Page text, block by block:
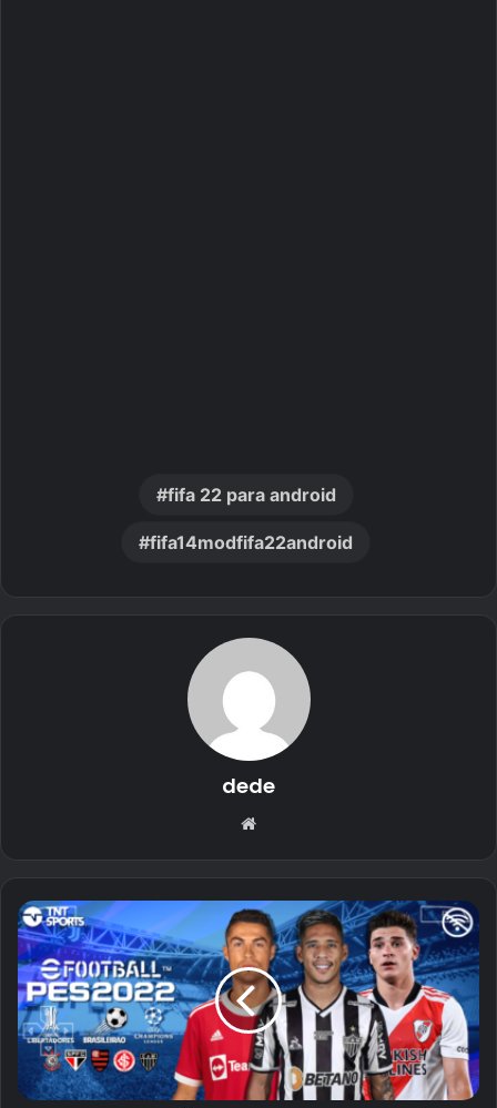
fifa 22 para android
fifa14modfifa22android
dede
Website